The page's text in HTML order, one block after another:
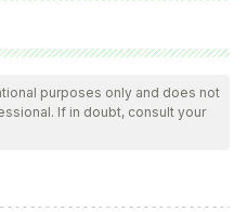
pdf/apuntes-
Dosificación en
purposes only and does not
If in doubt, consult your